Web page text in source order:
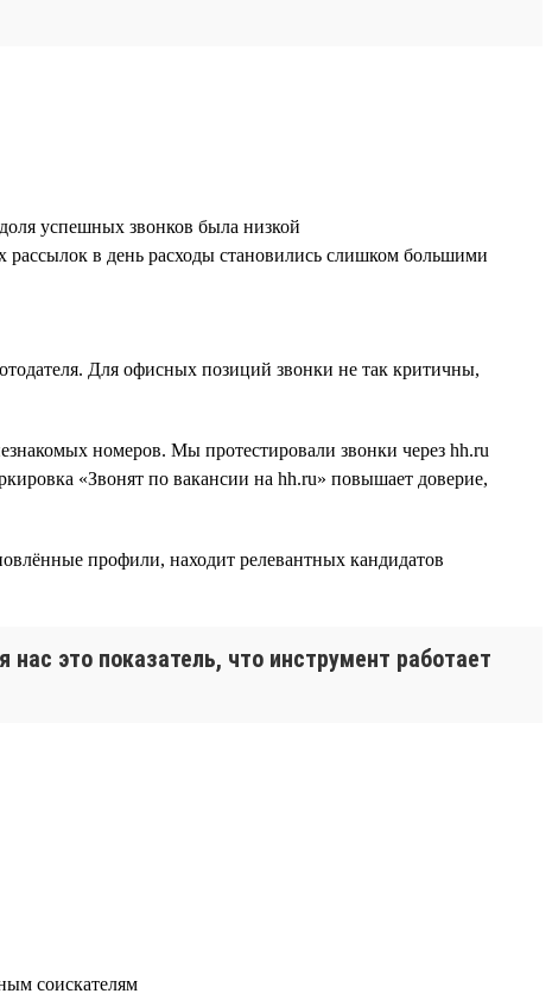
успешных звонков была низкой
рассылок в день расходы становились слишком большими
Для офисных позиций звонки не так критичны,
номеров. Мы протестировали звонки через hh.ru
«Звонят по вакансии на hh.ru» повышает доверие,
профили, находит релевантных кандидатов
это показатель, что инструмент работает
соискателям